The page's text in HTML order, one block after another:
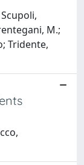
M.;
Tridente,